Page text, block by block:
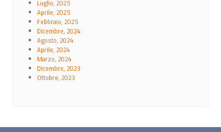
Luglio, 2025
Aprile, 2025
Febbraio, 2025
Dicembre, 2024
Agosto, 2024
Aprile, 2024
Marzo, 2024
Dicembre, 2023
Ottobre, 2023